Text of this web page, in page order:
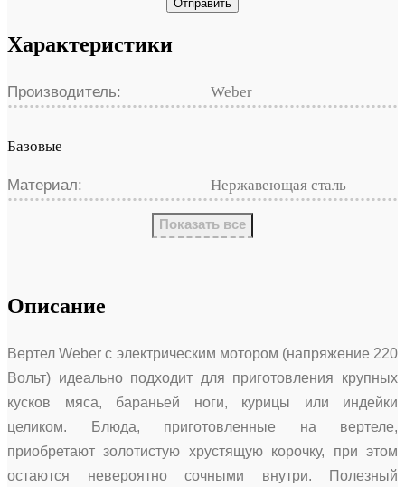
Отправить
Характеристики
Производитель: Weber
Базовые
Материал: Нержавеющая сталь
Показать все
Описание
Вертел Weber с электрическим мотором (напряжение 220
Вольт) идеально подходит для приготовления крупных
кусков мяса, бараньей ноги, курицы или индейки
целиком. Блюда, приготовленные на вертеле,
приобретают золотистую хрустящую корочку, при этом
остаются невероятно сочными внутри. Полезный